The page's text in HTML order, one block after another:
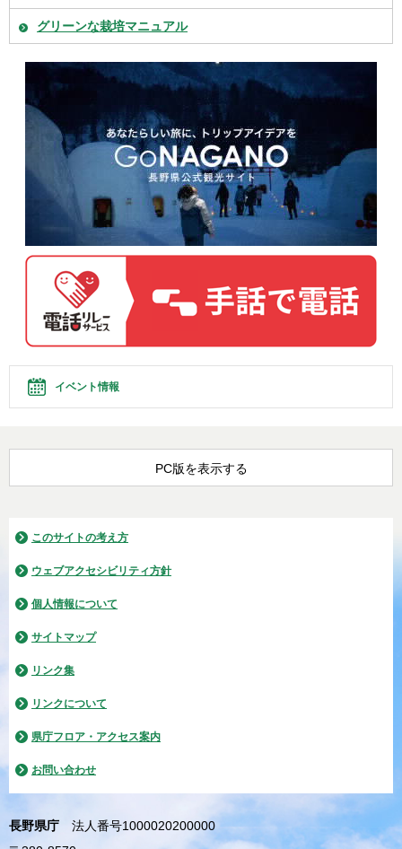
グリーンな栽培マニュアル
イベント情報
PC版を表示する
このサイトの考え方
ウェブアクセシビリティ方針
個人情報について
サイトマップ
リンク集
リンクについて
県庁フロア・アクセス案内
お問い合わせ
長野県庁
法人番号1000020200000